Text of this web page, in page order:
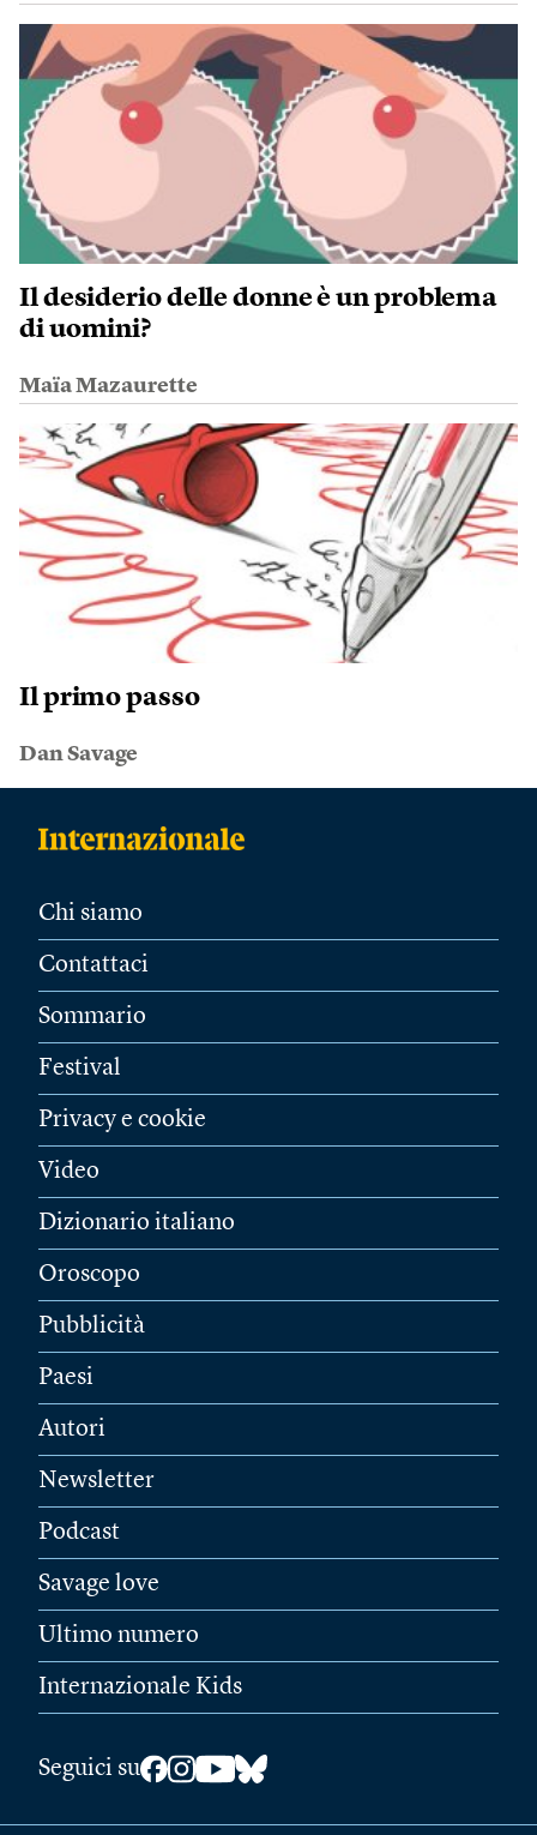
Il desiderio delle donne è un problema
di uomini?
Maïa Mazaurette
Il primo passo
Dan Savage
Chi siamo
Contattaci
Sommario
Festival
Privacy e cookie
Video
Dizionario italiano
Oroscopo
Pubblicità
Paesi
Autori
Newsletter
Podcast
Savage love
Ultimo numero
Internazionale Kids
Seguici su